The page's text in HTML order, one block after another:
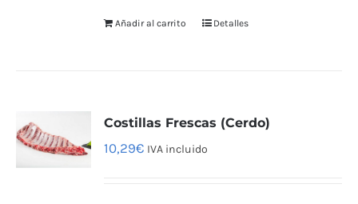
Añadir al carrito Detalles
Costillas Frescas (Cerdo)
10,29€ IVA incluido